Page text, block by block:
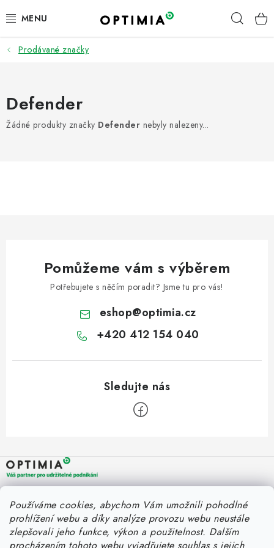
Používáme cookies, abychom Vám umožnili pohodlné
prohlížení webu a díky analýze provozu webu neustále
zlepšovali jeho funkce, výkon a použitelnost. Dalším
na
ÚKLID | DROGERIE | HYGIENA
ZNAČKY
Fakturace v náhradním plnění
Náhradní plnění a zákon
FAQ - Náhradní plnění
FAQ - OOPP
Obchodní podmínky
Prodávané značky
Defender
Žádné produkty značky Defender nebyly nalezeny...
Pomůžeme vám s výběrem
Potřebujete s něčím poradit? Jsme tu pro vás!
eshop@optimia.cz
+420 412 154 040
á
p
a
OPTIMIA BPO s.r.o.
Holýšovská 2923/4
150 00 Praha 5
Česká republika
Rychlý kontakt
eshop@optimia.cz
Informace pro vás